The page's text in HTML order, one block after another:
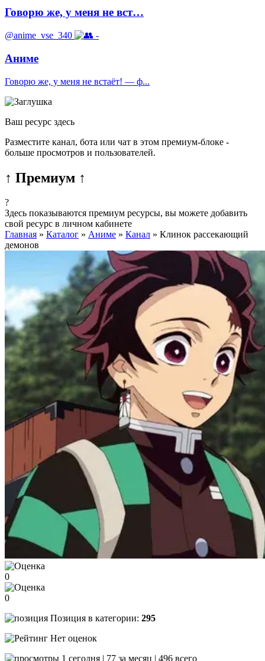
Говорю же, у меня не вст…
@anime_vse_340 -
Аниме
Говорю же, у меня не встаёт! — ф...
Ваш ресурс здесь
Разместите канал, бота или чат в этом премиум-блоке -
больше просмотров и пользователей.
↑ Премиум ↑
?
Здесь показываются премиум ресурсы, вы можете добавить
свой ресурс в личном кабинете
Главная » Каталог » Аниме » Канал » Клинок рассекающий
демонов
0
0
Позиция в категории: 295
Нет оценок
1 сегодня | 77 за месяц | 496 всего